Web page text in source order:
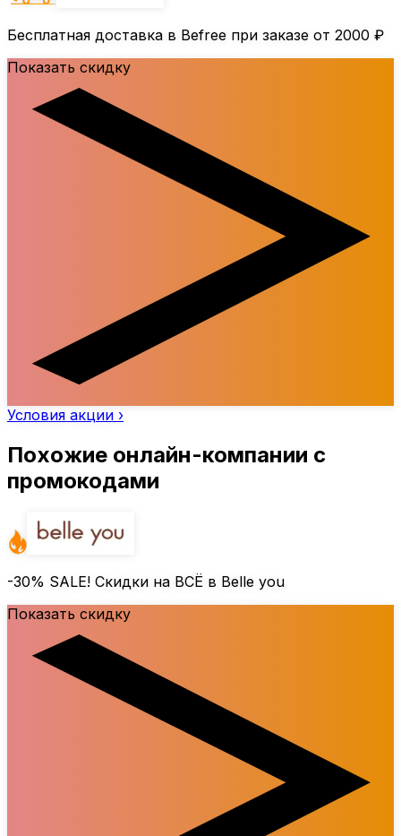
Бесплатная доставка в Befree при заказе от 2000 ₽
Показать скидку
Условия акции ›
Похожие онлайн-компании с
промокодами
-30% SALE! Скидки на ВСЁ в Belle you
Показать скидку